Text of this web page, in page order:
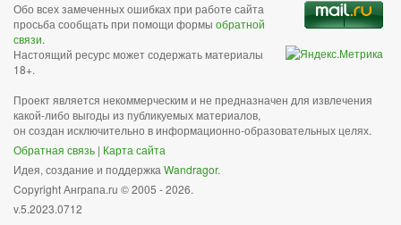
Обо всех замеченных ошибках при работе сайта
просьба сообщать при помощи формы обратной
связи.
Настоящий ресурс может содержать материалы
18+.
Проект является некоммерческим и не предназначен для извлечения
какой-либо выгоды из публикуемых материалов,
он создан исключительно в информационно-образовательных целях.
Обратная связь | Карта сайта
Идея, создание и поддержка Wandragor.
Copyright Анграпа.ru © 2005 - 2026.
v.5.2023.0712